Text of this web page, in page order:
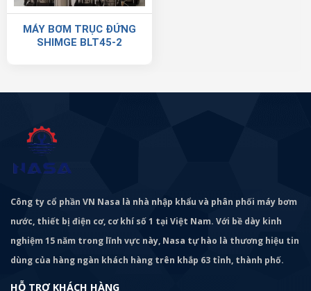
MÁY BƠM TRỤC ĐỨNG
SHIMGE BLT45-2
Công ty cổ phần VN Nasa là nhà nhập khẩu và phân phối máy bơm
nước, thiết bị điện cơ, cơ khí số 1 tại Việt Nam. Với bề dày kinh
nghiệm 15 năm trong lĩnh vực này, Nasa tự hào là thương hiệu tin
dùng của hàng ngàn khách hàng trên khắp 63 tỉnh, thành phố.
HỖ TRỢ KHÁCH HÀNG